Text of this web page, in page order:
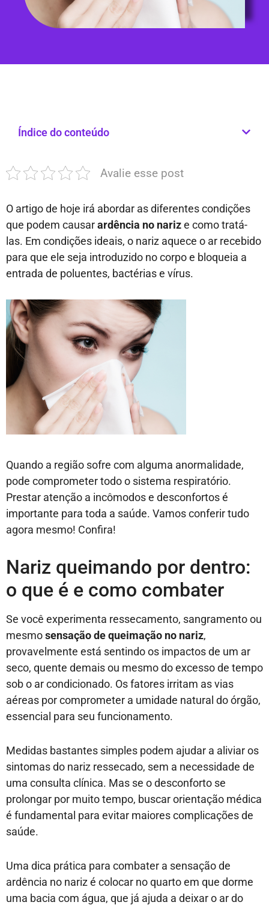
Índice do conteúdo
Avalie esse post
O artigo de hoje irá abordar as diferentes condições
que podem causarardência no narize como tratá-
las. Em condições ideais, o nariz aquece o ar recebido
para que ele seja introduzido no corpo e bloqueia a
entrada de poluentes, bactérias e vírus.
Quando a região sofre com alguma anormalidade,
pode comprometer todo o sistema respiratório.
Prestar atenção a incômodos e desconfortos é
importante para toda a saúde. Vamos conferir tudo
agora mesmo! Confira!
Nariz queimando por dentro:
o que é e como combater
Se você experimenta ressecamento, sangramento ou
mesmosensação dequeimação no nariz,
provavelmente está sentindo os impactos de um ar
seco, quente demais ou mesmo do excesso de tempo
sob o ar condicionado. Os fatores irritam as vias
aéreas por comprometer a umidade natural do órgão,
essencial para seu funcionamento.
Medidas bastantes simples podem ajudar a aliviar os
sintomas do nariz ressecado, sem a necessidade de
uma consulta clínica. Mas se o desconforto se
prolongar por muito tempo, buscar orientação médica
é fundamental para evitar maiores complicações de
saúde.
Uma dica prática para combater a sensação de
ardência no nariz é colocar no quarto em que dorme
uma bacia com água, que já ajuda a deixar o ar do